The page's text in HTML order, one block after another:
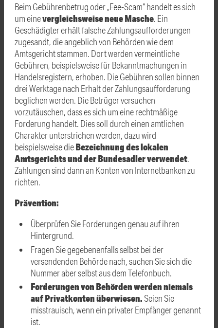
Beim Gebührenbetrug oder „Fee-Scam“ handelt es sich
um einevergleichsweise neue Masche. Ein
Geschädigter erhält falsche Zahlungsaufforderungen
zugesandt, die angeblich von Behörden wie dem
Amtsgericht stammen. Dort werden vermeintliche
Gebühren, beispielsweise für Bekanntmachungen in
Handelsregistern, erhoben. Die Gebühren sollen binnen
drei Werktage nach Erhalt der Zahlungsaufforderung
beglichen werden. Die Betrüger versuchen
vorzutäuschen, dass es sich um eine rechtmäßige
Forderung handelt. Dies soll durch einen amtlichen
Charakter unterstrichen werden, dazu wird
beispielsweise dieBezeichnung des lokalen
Amtsgerichts und der Bundesadler verwendet.
Zahlungen sind dann an Konten von Internetbanken zu
richten.
Prävention:
Überprüfen Sie Forderungen genau auf ihren
Hintergrund.
Fragen Sie gegebenenfalls selbst bei der
versendenden Behörde nach, suchen Sie sich die
Nummer aber selbst aus dem Telefonbuch.
Forderungen von Behörden werden niemals
auf Privatkonten überwiesen.Seien Sie
misstrauisch, wenn ein privater Empfänger genannt
ist.